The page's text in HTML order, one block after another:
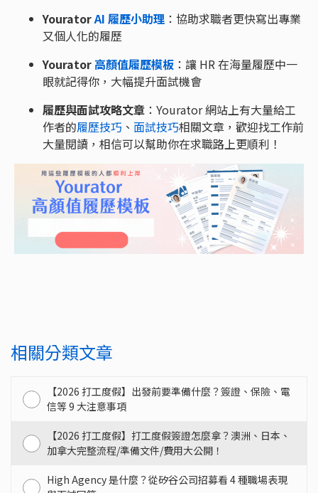
YouratorAI 履歷小助理 ：協助求職者更快寫出專業
又個人化的履歷
Yourator高顏值履歷模板 ：讓 HR 在海量履歷中一
眼就記得你，大幅提升面試機會
履歷與面試攻略文章 ：Yourator 網站上有大量給工
作者的履歷技巧 、 面試技巧相關文章，歡迎找工作前
大量閱讀，相信可以幫助你在求職路上更順利！
相關分類文章
【2026 打工度假】出發前要準備什麼？簽證、保險、電
信等 9 大注意事項
【2026 打工度假】打工度假簽證怎麼拿？澳洲、日本、
加拿大完整流程/準備文件/費用大公開！
High Agency 是什麼？從矽谷公司招募看 4 種職場表現